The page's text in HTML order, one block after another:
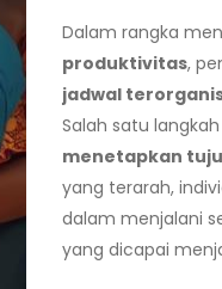
Dalam rangka
produktivitas,
jadwal
Salah satu
menetapkan
yang terarah,
dalam menjalani
yang dicapai